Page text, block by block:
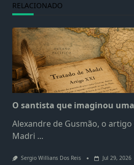
RELACIONADO
O santista que imaginou
Alexandre de Gusmão, o artigo
Madri ...
Sergio Willians Dos Reis Jul 29, 2026